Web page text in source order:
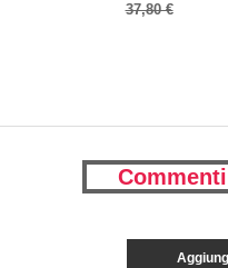
37,80 €